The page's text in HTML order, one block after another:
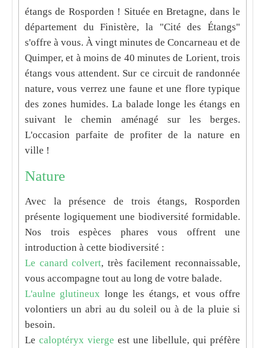
étangs de Rosporden ! Située en Bretagne, dans le
département du Finistère, la "Cité des Étangs"
s'offre à vous. À vingt minutes de Concarneau et de
Quimper, et à moins de 40 minutes de Lorient, trois
étangs vous attendent. Sur ce circuit de randonnée
nature, vous verrez une faune et une flore typique
des zones humides. La balade longe les étangs en
suivant le chemin aménagé sur les berges.
L'occasion parfaite de profiter de la nature en
ville !
Nature
Avec la présence de trois étangs, Rosporden
présente logiquement une biodiversité formidable.
Nos trois espèces phares vous offrent une
introduction à cette biodiversité :
Le canard colvert, très facilement reconnaissable,
vous accompagne tout au long de votre balade.
L'aulne glutineux longe les étangs, et vous offre
volontiers un abri au du soleil ou à de la pluie si
besoin.
Le caloptéryx vierge est une libellule, qui préfère